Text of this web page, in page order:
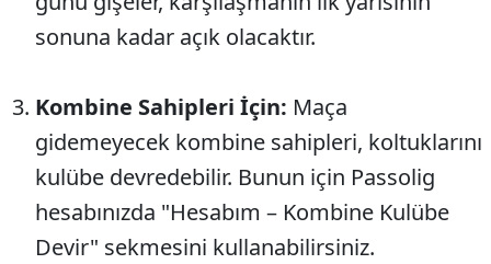
sonuna kadar açık olacaktır.
Kombine Sahipleri İçin: Maça
gidemeyecek kombine sahipleri, koltuklarını
kulübe devredebilir. Bunun için Passolig
hesabınızda "Hesabım – Kombine Kulübe
Devir" sekmesini kullanabilirsiniz.